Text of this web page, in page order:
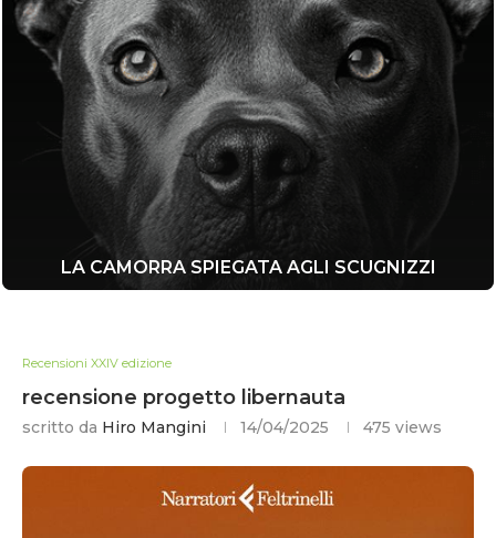
LA CAMORRA SPIEGATA AGLI SCUGNIZZI
Recensioni XXIV edizione
recensione progetto libernauta
scritto da Hiro Mangini 14/04/2025 475 views